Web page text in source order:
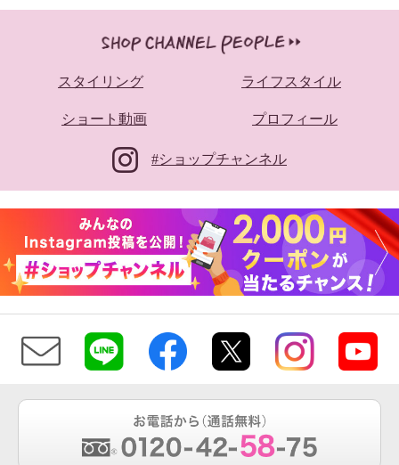
スタイリング ライフスタイル
ショート動画 プロフィール
#ショップチャンネル